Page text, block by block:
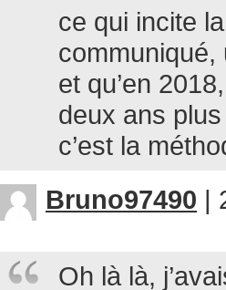
ce qui incite
communiqué,
et qu’en
deux ans
c’est la
Bruno97490 |
Oh là là,